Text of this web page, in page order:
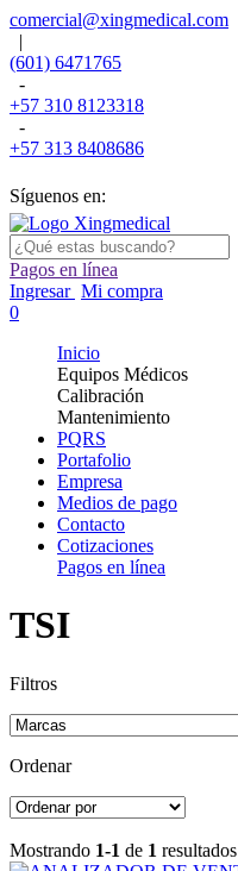
comercial@xingmedical.com
|
(601) 6471765
-
+57 310 8123318
-
+57 313 8408686
Síguenos en:
Pagos en línea
Ingresar Mi compra
0
Inicio
Equipos Médicos
Calibración
Mantenimiento
PQRS
Portafolio
Empresa
Medios de pago
Contacto
Cotizaciones
Pagos en línea
TSI
Filtros
Ordenar
Mostrando 1-1 de 1 resultados